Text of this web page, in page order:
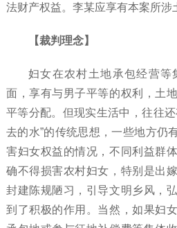
法财产权益。李某应享有本案所涉
【裁判理念】
妇女在农村土地承包经营等
面，享有与男子平等的权利，土
平等分配。但现实生活中，往往
去的水”的传统思想，一些地方仍
害妇女权益的情况，不同利益群
确不得损害农村妇女，特别是出
封建陈规陋习，引导文明乡风，
到了积极的作用。当然，如果妇